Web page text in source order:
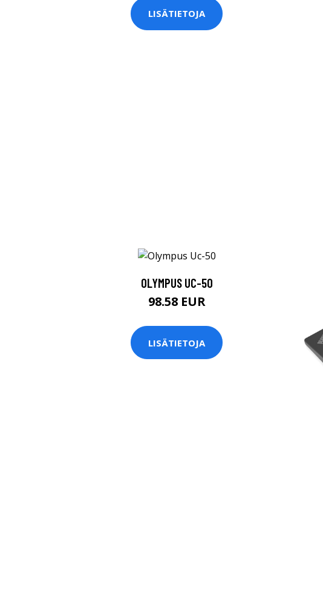
LISÄTIETOJA
OLYMPUS UC-50
98.58 EUR
LISÄTIETOJA